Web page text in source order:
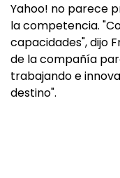
Yahoo! no parece
la competencia.
capacidades", dijo
de la compañía
trabajando e
destino".